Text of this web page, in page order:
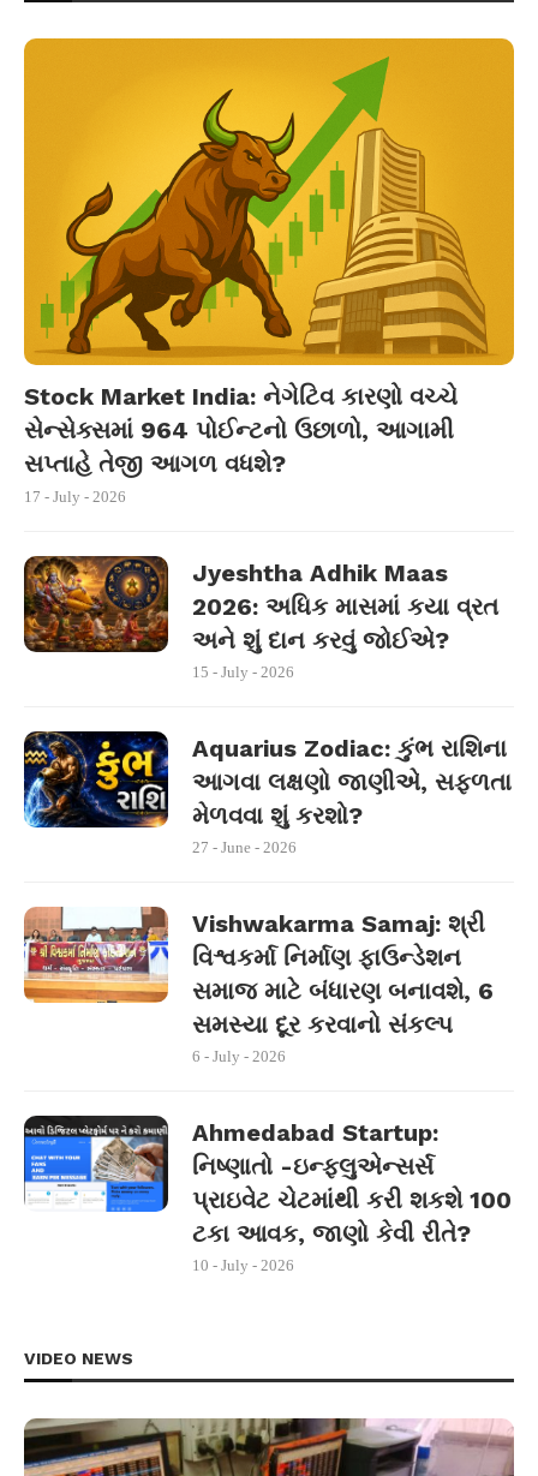
Stock Market India: નેગેટિવ કારણો વચ્ચે
સેન્સેક્સમાં 964 પોઈન્ટનો ઉછાળો, આગામી
સપ્તાહે તેજી આગળ વધશે?
17 - July - 2026
Jyeshtha Adhik Maas
2026: અધિક માસમાં કયા વ્રત
અને શું દાન કરવું જોઈએ?
15 - July - 2026
Aquarius Zodiac: કુંભ રાશિના
આગવા લક્ષણો જાણીએ, સફળતા
મેળવવા શું કરશો?
27 - June - 2026
Vishwakarma Samaj: શ્રી
વિશ્વકર્મા નિર્માણ ફાઉન્ડેશન
સમાજ માટે બંધારણ બનાવશે, 6
સમસ્યા દૂર કરવાનો સંકલ્પ
6 - July - 2026
Ahmedabad Startup:
નિષ્ણાતો -ઇન્ફ્લુએન્સર્સ
પ્રાઇવેટ ચેટમાંથી કરી શકશે 100
ટકા આવક, જાણો કેવી રીતે?
10 - July - 2026
VIDEO NEWS